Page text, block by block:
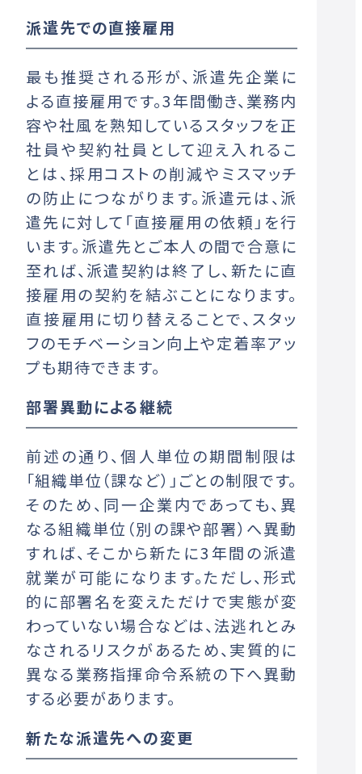
派遣先での直接雇用
最も推奨される形が、派遣先企業に
よる直接雇用です。3年間働き、業務内
容や社風を熟知しているスタッフを正
社員や契約社員として迎え入れるこ
とは、採用コストの削減やミスマッチ
の防止につながります。派遣元は、派
遣先に対して「直接雇用の依頼」を行
います。派遣先とご本人の間で合意に
至れば、派遣契約は終了し、新たに直
接雇用の契約を結ぶことになります。
直接雇用に切り替えることで、スタッ
フのモチベーション向上や定着率アッ
プも期待できます。
部署異動による継続
前述の通り、個人単位の期間制限は
「組織単位（課など）」ごとの制限です。
そのため、同一企業内であっても、異
なる組織単位（別の課や部署）へ異動
すれば、そこから新たに3年間の派遣
就業が可能になります。ただし、形式
的に部署名を変えただけで実態が変
わっていない場合などは、法逃れとみ
なされるリスクがあるため、実質的に
異なる業務指揮命令系統の下へ異動
する必要があります。
新たな派遣先への変更